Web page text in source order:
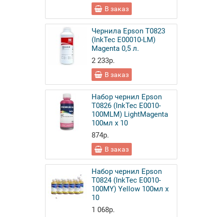
В заказ
Чернила Epson T0823
(InkTec E00010-LM)
Magenta 0,5 л.
2 233р.
В заказ
Набор чернил Epson
T0826 (InkTec E0010-
100MLM) LightMagenta
100мл x 10
874р.
В заказ
Набор чернил Epson
T0824 (InkTec E0010-
100MY) Yellow 100мл x
10
1 068р.